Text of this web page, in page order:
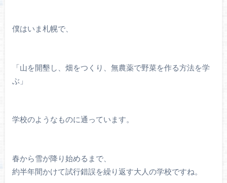
僕はいま札幌で、
「山を開墾し、畑をつくり、無農薬で野菜を作る方法を学
ぶ」
学校のようなものに通っています。
春から雪が降り始めるまで、
約半年間かけて試行錯誤を繰り返す大人の学校ですね。